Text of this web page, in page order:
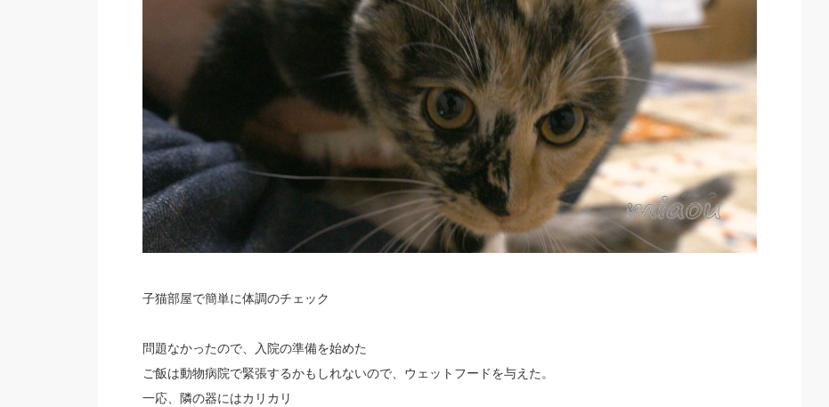
子猫部屋で簡単に体調のチェック
問題なかったので、入院の準備を始めた
ご飯は動物病院で緊張するかもしれないので、ウェットフードを与えた。
一応、隣の器にはカリカリ